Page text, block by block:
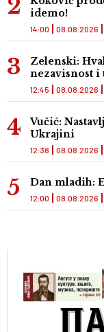
idemo!
14:00 08.08.2026
Zelenski:
nezavisnost
12:45 08.08.2026
Vučić:
Ukrajini
12:38 08.08.2026
Dan mladih:
12:00 08.08.2026